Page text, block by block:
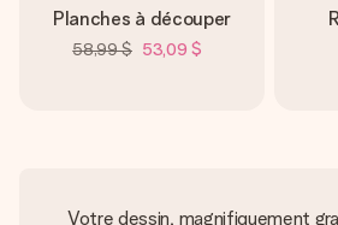
Planches à découper
58,99 $ 53,09 $
Votre dessin, magnifiquement